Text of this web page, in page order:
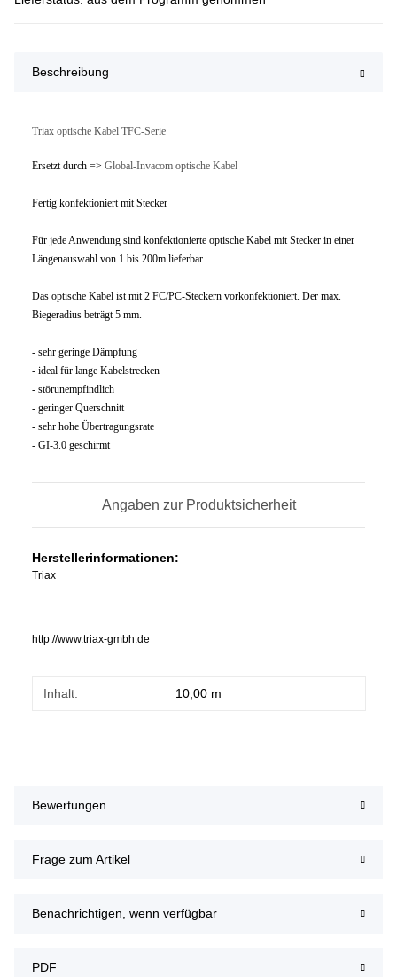
Beschreibung
Triax optische Kabel TFC-Serie
Ersetzt durch => Global-Invacom optische Kabel
Fertig konfektioniert mit Stecker
Für jede Anwendung sind konfektionierte optische Kabel mit Stecker in einer
Längenauswahl von 1 bis 200m lieferbar.
Das optische Kabel ist mit 2 FC/PC-Steckern vorkonfektioniert. Der max.
Biegeradius beträgt 5 mm.
- sehr geringe Dämpfung
- ideal für lange Kabelstrecken
- störunempfindlich
- geringer Querschnitt
- sehr hohe Übertragungsrate
- GI-3.0 geschirmt
Angaben zur Produktsicherheit
Herstellerinformationen:
Triax
http://www.triax-gmbh.de
Produkteigenschaft
Wert
Inhalt: 10,00 m
Bewertungen
Frage zum Artikel
Benachrichtigen, wenn verfügbar
PDF